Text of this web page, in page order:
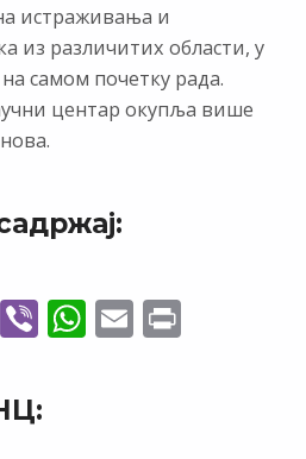
истраживања и
из различитих области, у
самом почетку рада.
центар окупља више
n
Vi
b
er
W
h
E
m
Pr